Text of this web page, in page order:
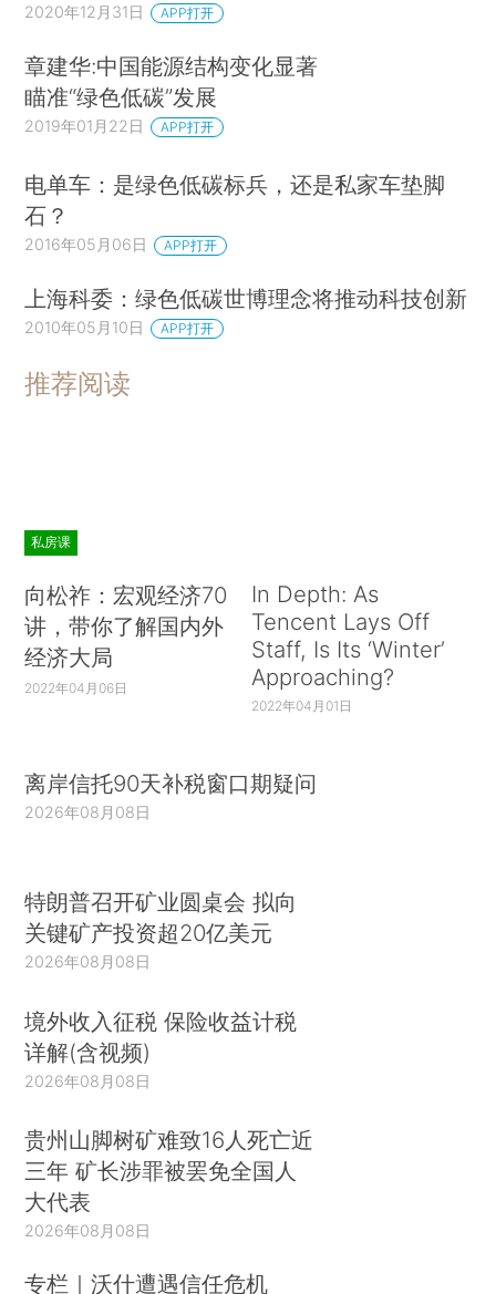
2020年12月31日 APP打开
章建华:中国能源结构变化显著
瞄准“绿色低碳”发展
2019年01月22日 APP打开
电单车：是绿色低碳标兵，还是私家车垫脚
石？
2016年05月06日 APP打开
上海科委：绿色低碳世博理念将推动科技创新
2010年05月10日 APP打开
推荐阅读
私房课
向松祚：宏观经济70
讲，带你了解国内外
经济大局
2022年04月06日
In Depth: As
Tencent Lays Off
Staff, Is Its ‘Winter’
Approaching?
2022年04月01日
离岸信托90天补税窗口期疑问
2026年08月08日
特朗普召开矿业圆桌会 拟向
关键矿产投资超20亿美元
2026年08月08日
境外收入征税 保险收益计税
详解(含视频)
2026年08月08日
贵州山脚树矿难致16人死亡近
三年 矿长涉罪被罢免全国人
大代表
2026年08月08日
专栏｜沃什遭遇信任危机